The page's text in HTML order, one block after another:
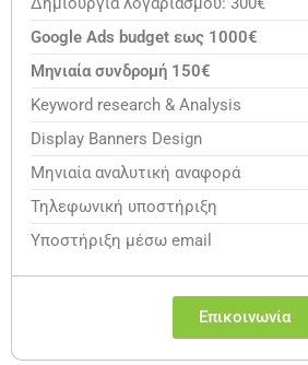
Google Ads budget εως 1000€
Μηνιαία συνδρομή 150€
Keyword research & Analysis
Display Banners Design
Μηνιαία αναλυτική αναφορά
Τηλεφωνική υποστήριξη
Υποστήριξη μέσω email
Επικοινωνία